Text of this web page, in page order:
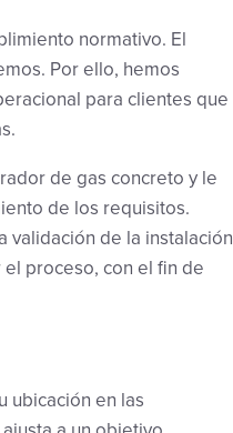
normativo. El
Por ello, hemos
para clientes que
de gas concreto y le
de los requisitos.
de la instalación
proceso, con el fin de
ubicación en las